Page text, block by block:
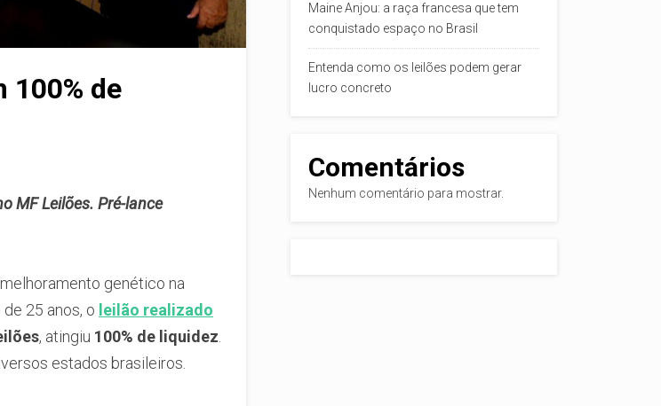
100% de
MF Leilões. Pré-lance
genético na
25 anos, o leilão realizado
, atingiu 100% de liquidez.
estados brasileiros.
Maine Anjou: a raça francesa que tem
conquistado espaço no Brasil
Entenda como os leilões podem gerar
lucro concreto
Comentários
Nenhum comentário para mostrar.